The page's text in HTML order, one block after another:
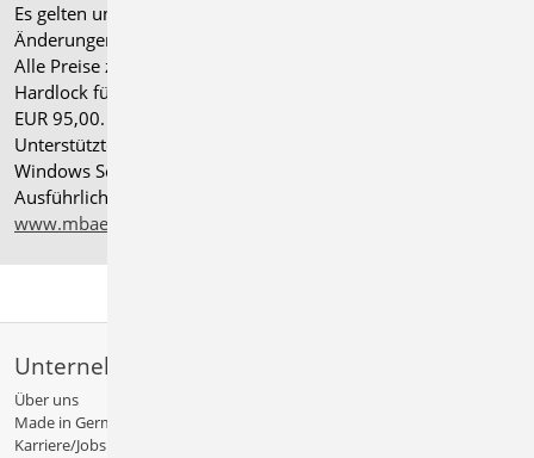
Es gelten unsere
Änderungen und Irrtümer vorbehalten.
Alle Preise zzgl. Versandkosten und gesetzlicher MwSt.
Hardlock für Einzelplatzlizenz, je Arbeitsplatz erforderlich
EUR 95,00. Folgelizenz-/Netzwerkbedingungen auf Anfrage.
Unterstützte Betriebssysteme: Windows
Windows Server 2025 mit Windows Terminal Server.
Ausführliche Informationen auf
www.mbaec.de/service/systemvoraussetzungen
Unternehmen
Über uns
Made in Germany
Karriere/Jobs